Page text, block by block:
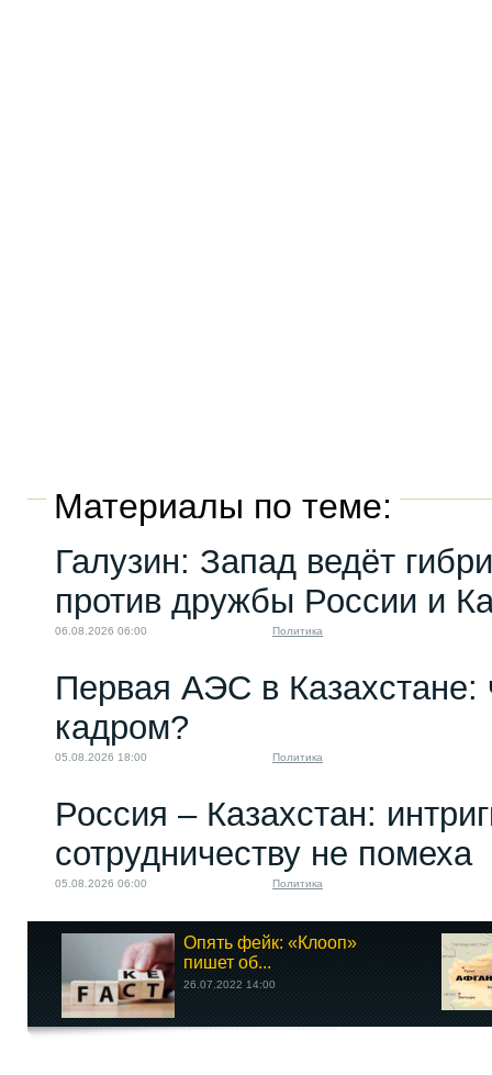
Материалы по теме:
Галузин: Запад ведёт
против дружбы России и
06.08.2026 06:00 Политика
Первая АЭС в Казахстане:
кадром?
05.08.2026 18:00 Политика
Россия – Казахстан:
сотрудничеству не помеха
05.08.2026 06:00 Политика
Опять фейк: «Клооп»
пишет об...
26.07.2022 14:00